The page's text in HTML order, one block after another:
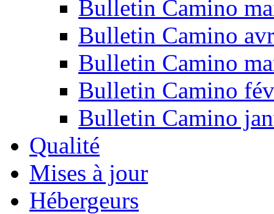
Bulletin Camino
Bulletin Camino
Bulletin Camino
Bulletin Camino
Bulletin Camino
Qualité
Mises à jour
Hébergeurs